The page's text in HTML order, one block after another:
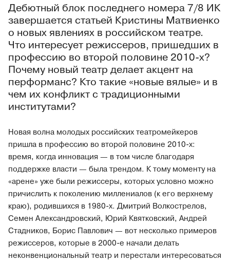
Дебютный блок последнего номера 7/8 ИК
завершается статьей Кристины Матвиенко
о новых явлениях в российском театре.
Что интересует режиссеров, пришедших в
профессию во второй половине 2010-х?
Почему новый театр делает акцент на
перформанс? Кто такие «новые вялые» и в
чем их конфликт с традиционными
институтами?
Новая волна молодых российских театромейкеров
пришла в профессию во второй половине 2010‑х:
время, когда инновация — в том числе благодаря
поддержке власти — была трендом. К тому моменту на
«арене» уже были режиссеры, которых условно можно
причислить к поколению миллениалов (к его верхнему
краю), родившихся в 1980‑х. Дмитрий Волкострелов,
Семен Александровский, Юрий Квятковский, Андрей
Стадников, Борис Павлович — вот несколько примеров
режиссеров, которые в 2000‑е начали делать
неконвенциональный театр и перестали интересоваться